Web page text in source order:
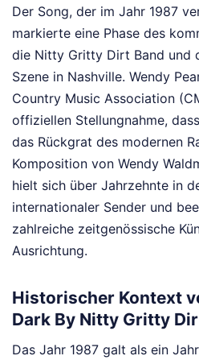
Der Song, der im Jahr 1987
markierte eine Phase des
die Nitty Gritty Dirt Band und
Szene in Nashville. Wendy
Country Music Association
offiziellen Stellungnahme,
das Rückgrat des modernen
Komposition von Wendy
hielt sich über Jahrzehnte in
internationaler Sender und
zahlreiche zeitgenössische
Ausrichtung.
Historischer Kontext
Dark By Nitty Gritty
Das Jahr 1987 galt als ein